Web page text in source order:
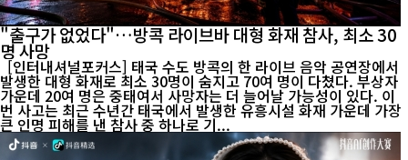
"출구가 없었다"…방콕 라이브바 대형 화재 참사, 최소 30
명 사망
[인터내셔널포커스] 태국 수도 방콕의 한 라이브 음악 공연장에서
발생한 대형 화재로 최소 30명이 숨지고 70여 명이 다쳤다. 부상자
가운데 20여 명은 중태여서 사망자는 더 늘어날 가능성이 있다. 이
번 사고는 최근 수년간 태국에서 발생한 유흥시설 화재 가운데 가장
큰 인명 피해를 낸 참사 중 하나로 기...